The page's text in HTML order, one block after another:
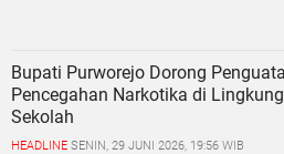
Bupati Purworejo Dorong
Pencegahan Narkotika di
Sekolah
HEADLINE SENIN, 29 JUNI 2026, 19:56 WIB